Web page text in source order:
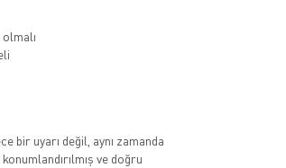
bir uyarı değil, aynı zamanda
ve doğru